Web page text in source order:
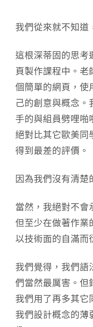
我們從來就不知道
這根深蒂固的思考
頁製作課程中。老
個簡單的網頁，使
己的創意與概念。
手的與組員劈哩啪
絕對比其它歐美同
得到最差的評價。
因為我們沒有清楚
當然，我絕對不會
但至少在做著作業
以技術面的自滿而
我們覺得，我們語
們當然最厲害。
我們用了再多其它
我們設計概念的薄